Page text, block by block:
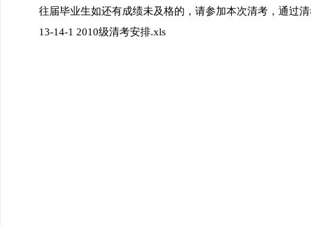
往届毕业生如还有成绩未及格的，请参加本次清考，通过
13-14-1 2010级清考安排.xls